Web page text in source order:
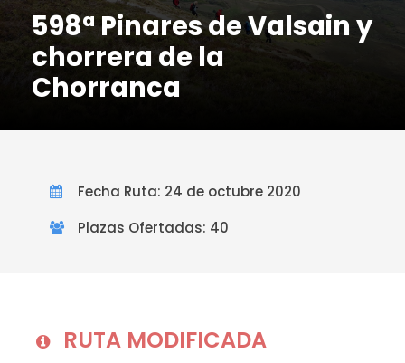
598ª Pinares de Valsain y
chorrera de la
Chorranca
Fecha Ruta: 24 de octubre 2020
Plazas Ofertadas: 40
RUTA MODIFICADA